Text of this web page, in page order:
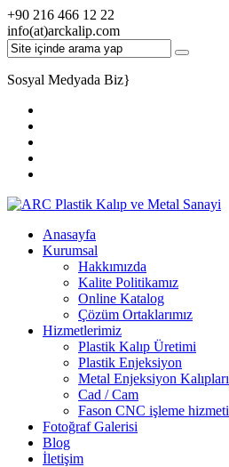
+90 216 466 12 22
info(at)arckalip.com
Sosyal Medyada Biz}
Anasayfa
Kurumsal
Hakkımızda
Kalite Politikamız
Online Katalog
Çözüm Ortaklarımız
Hizmetlerimiz
Plastik Kalıp Üretimi
Plastik Enjeksiyon
Metal Enjeksiyon Kalıpları
Cad / Cam
Fason CNC işleme hizmeti
Fotoğraf Galerisi
Blog
İletişim